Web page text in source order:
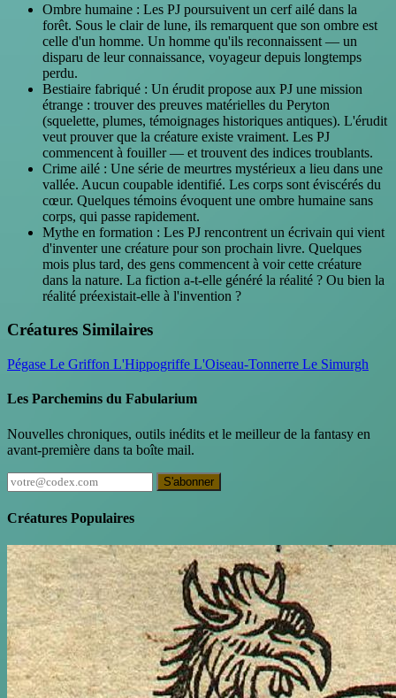
Ombre humaine : Les PJ poursuivent un cerf ailé dans la
forêt. Sous le clair de lune, ils remarquent que son ombre est
celle d'un homme. Un homme qu'ils reconnaissent — un
disparu de leur connaissance, voyageur depuis longtemps
perdu.
Bestiaire fabriqué : Un érudit propose aux PJ une mission
étrange : trouver des preuves matérielles du Peryton
(squelette, plumes, témoignages historiques antiques). L'érudit
veut prouver que la créature existe vraiment. Les PJ
commencent à fouiller — et trouvent des indices troublants.
Crime ailé : Une série de meurtres mystérieux a lieu dans une
vallée. Aucun coupable identifié. Les corps sont éviscérés du
cœur. Quelques témoins évoquent une ombre humaine sans
corps, qui passe rapidement.
Mythe en formation : Les PJ rencontrent un écrivain qui vient
d'inventer une créature pour son prochain livre. Quelques
mois plus tard, des gens commencent à voir cette créature
dans la nature. La fiction a-t-elle généré la réalité ? Ou bien la
réalité préexistait-elle à l'invention ?
Créatures Similaires
Pégase Le Griffon L'Hippogriffe L'Oiseau-Tonnerre Le Simurgh
Les Parchemins du Fabularium
Nouvelles chroniques, outils inédits et le meilleur de la fantasy en
avant-première dans ta boîte mail.
S'abonner
Créatures Populaires